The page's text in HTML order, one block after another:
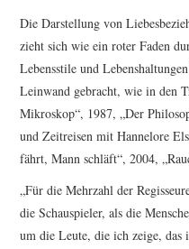
Die Darstellung von
zieht sich wie ein roter Faden
Lebensstile und
Leinwand gebracht, wie in den
Mikroskop“, 1987, „Der
und Zeitreisen mit Hannelore
fährt, Mann schläft“, 2004,
„Für die Mehrzahl der
die Schauspieler, als die
um die Leute, die ich zeige, das